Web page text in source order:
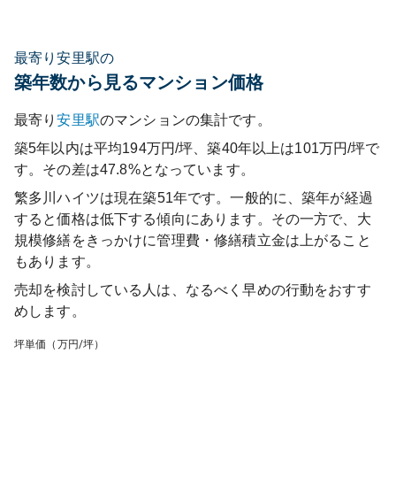
最寄り安里駅の
築年数から見るマンション価格
最寄り安里駅のマンションの集計です。
築5年以内は平均194万円/坪、築40年以上は101万円/坪で
す。その差は47.8%となっています。
繁多川ハイツは現在築51年です。一般的に、築年が経過
すると価格は低下する傾向にあります。その一方で、大
規模修繕をきっかけに管理費・修繕積立金は上がること
もあります。
売却を検討している人は、なるべく早めの行動をおすす
めします。
坪単価（万円/坪）